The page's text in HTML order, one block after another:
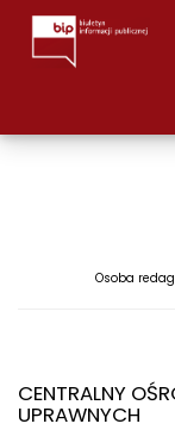
Osoba
CENTRALNY
UPRAWNYCH